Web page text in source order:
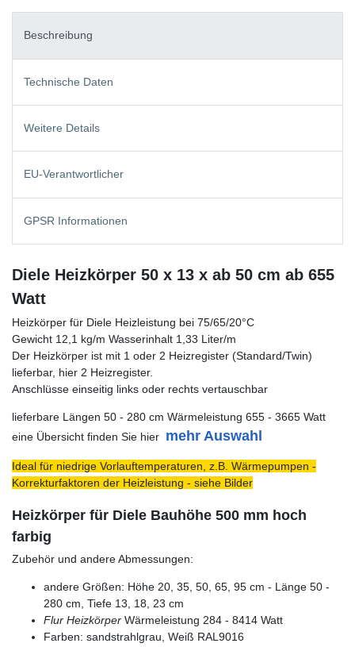
Beschreibung
Technische Daten
Weitere Details
EU-Verantwortlicher
GPSR Informationen
Diele Heizkörper 50 x 13 x ab 50 cm ab 655
Watt
Heizkörper für Diele Heizleistung bei 75/65/20°C
Gewicht 12,1 kg/m Wasserinhalt 1,33 Liter/m
Der Heizkörper ist mit 1 oder 2 Heizregister (Standard/Twin)
lieferbar, hier 2 Heizregister.
Anschlüsse einseitig links oder rechts vertauschbar
lieferbare Längen 50 - 280 cm Wärmeleistung 655 - 3665 Watt
eine Übersicht finden Sie hier mehr Auswahl
Ideal für niedrige Vorlauftemperaturen, z.B. Wärmepumpen -
Korrekturfaktoren der Heizleistung - siehe Bilder
Heizkörper für Diele Bauhöhe 500 mm hoch
farbig
Zubehör und andere Abmessungen:
andere Größen: Höhe 20, 35, 50, 65, 95 cm - Länge 50 -
280 cm, Tiefe 13, 18, 23 cm
Flur Heizkörper Wärmeleistung 284 - 8414 Watt
Farben: sandstrahlgrau, Weiß RAL9016